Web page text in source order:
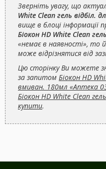
Зверніть увагу, що
White Clean гель відбіл.
вище в блоці
Біокон HD White Clean
«немає в наявності», то
може відрізнятися від
Цю сторінку Ви можете
за запитом Біокон HD
вмиван. 180мл «Аптека
Біокон HD White Clean
купити.